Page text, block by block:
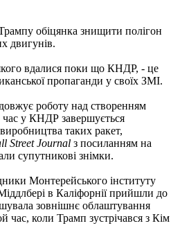
обіцянка знищити полігон
двигунів.
вдалися поки що КНДР, - це
пропаганди у своїх ЗМІ.
роботу над створенням
час у КНДР завершується
таких ракет,
Street Journal з посиланням на
супутникові знімки.
Монтерейського інституту
в Каліфорнії прийшли до
зовнішнє облаштування
час, коли Трамп зустрічався з Кім